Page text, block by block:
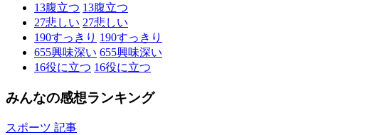
13腹立つ 13腹立つ
27悲しい 27悲しい
190すっきり 190すっきり
655興味深い 655興味深い
16役に立つ 16役に立つ
みんなの感想ランキング
スポーツ 記事